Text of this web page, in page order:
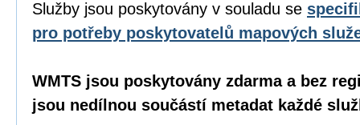
Služby jsou poskytovány v souladu se
pro potřeby poskytovatelů mapových
WMTS jsou poskytovány zdarma a bez
jsou nedílnou součástí metadat každé